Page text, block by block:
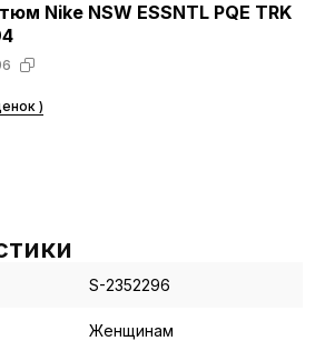
Nike NSW ESSNTL PQE TRK
)
S-2352296
Женщинам